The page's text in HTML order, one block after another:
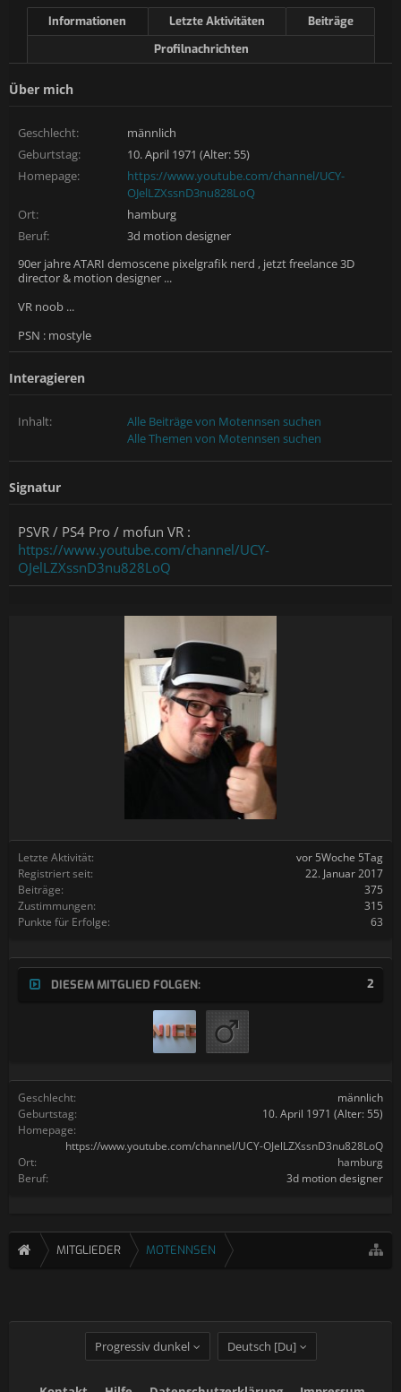
Letzte Aktivität:
vor 5Woche 5Tag
Registriert seit:
22. Januar 2017
Beiträge:
375
Zustimmungen:
315
Punkte für Erfolge:
63
DIESEM MITGLIED FOLGEN: 2
Geschlecht:
männlich
Geburtstag:
10. April 1971 (Alter: 55)
Homepage:
https://www.youtube.com/channel/UCY-OJelLZXssnD3nu828LoQ
Ort:
hamburg
Beruf:
3d motion designer
Informationen Letzte Aktivitäten
Beiträge
Profilnachrichten
Über mich
Geschlecht:
männlich
Geburtstag:
10. April 1971 (Alter: 55)
Homepage:
https://www.youtube.com/channel/UCY-
OJelLZXssnD3nu828LoQ
Ort:
hamburg
Beruf:
3d motion designer
90er jahre ATARI demoscene pixelgrafik nerd , jetzt freelance 3D
director & motion designer ...
VR noob ...
PSN : mostyle
Interagieren
Inhalt:
Alle Beiträge von Motennsen suchen
Alle Themen von Motennsen suchen
Signatur
PSVR / PS4 Pro / mofun VR :
https://www.youtube.com/channel/UCY-
OJelLZXssnD3nu828LoQ
MITGLIEDER MOTENNSEN
Progressiv dunkel Deutsch [Du]